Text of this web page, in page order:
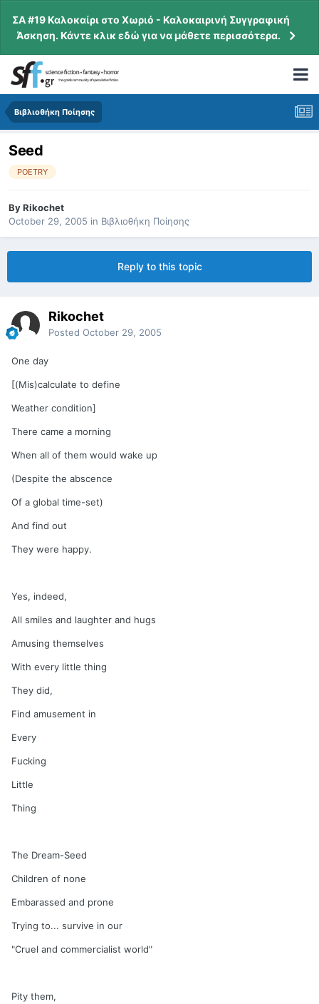
ΣΑ #19 Καλοκαίρι στο Χωριό - Καλοκαιρινή Συγγραφική
Άσκηση. Κάντε κλικ εδώ για να μάθετε περισσότερα.
Βιβλιοθήκη Ποίησης
Seed
POETRY
ByRikochet
October 29, 2005 in Βιβλιοθήκη Ποίησης
Reply to this topic
Rikochet
Posted October 29, 2005
One day
[(Mis)calculate to define
Weather condition]
There came a morning
When all of them would wake up
(Despite the abscence
Of a global time-set)
And find out
They were happy.
Yes, indeed,
All smiles and laughter and hugs
Amusing themselves
With every little thing
They did,
Find amusement in
Every
Fucking
Little
Thing
The Dream-Seed
Children of none
Embarassed and prone
Trying to... survive in our
"Cruel and commercialist world"
Pity them,